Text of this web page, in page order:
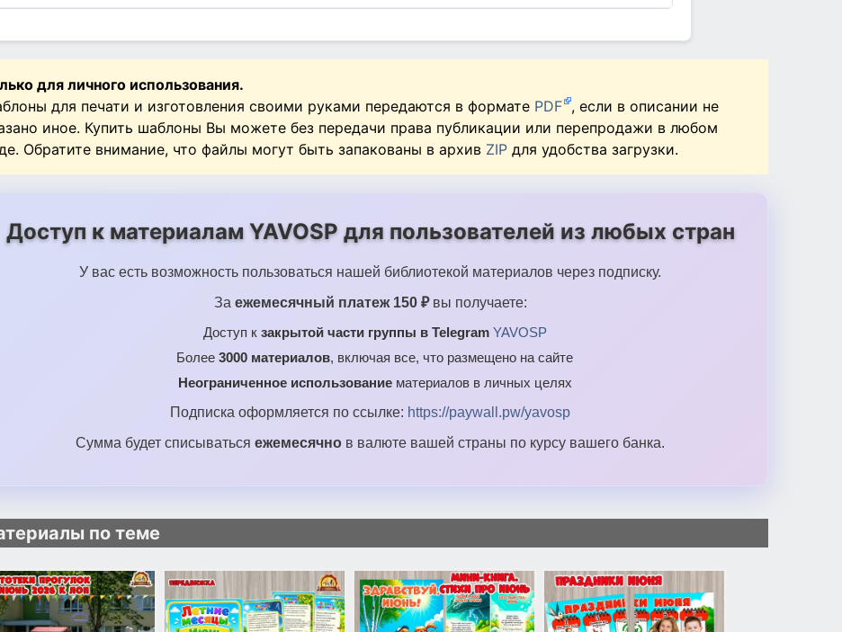
для личного использования.
для печати и изготовления своими руками передаются в формате PDF , если в описании не
иное. Купить шаблоны Вы можете без передачи права публикации или перепродажи в любом
Обратите внимание, что файлы могут быть запакованы в архив ZIP для удобства загрузки.
Доступ к материалам YAVOSP для пользователей из любых стран
У вас есть возможность пользоваться нашей библиотекой материалов через подписку.
За ежемесячный платеж 150 ₽вы получаете:
Доступ к закрытой части группы в Telegram YAVOSP
Более 3000 материалов, включая все, что размещено на сайте
Неограниченное использованиематериалов в личных целях
Подписка оформляется по ссылке: https://paywall.pw/yavosp
Сумма будет списываться ежемесячно в валюте вашей страны по курсу вашего банка.
по теме